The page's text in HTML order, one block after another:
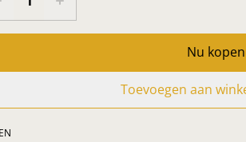
Nu kopen
Toevoegen aan